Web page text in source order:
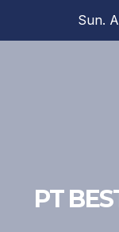
Sun.
PT